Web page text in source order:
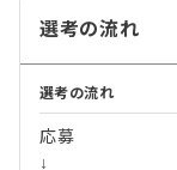
選考の流れ
選考の流れ
応募
↓